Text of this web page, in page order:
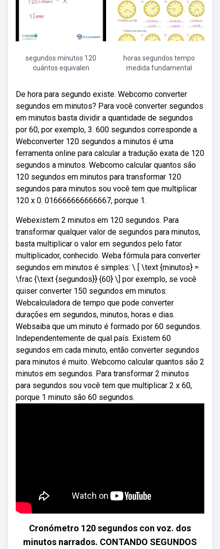
segundos minutos 120
cuántos equivalen
horas segundos tempo
medida fundamental
De hora para segundo existe. Webcomo converter
segundos em minutos? Para você converter segundos
em minutos basta dividir a quantidade de segundos
por 60, por exemplo, 3. 600 segundos corresponde a.
Webconverter 120 segundos a minutos é uma
ferramenta online para calcular a tradução exata de 120
segundos a minutos. Webcomo calcular quantos são
120 segundos em minutos para transformar 120
segundos para minutos sou você tem que multiplicar
120 x 0. 016666666666667, porque 1.
Webexistem 2 minutos em 120 segundos. Para
transformar qualquer valor de segundos para minutos,
basta multiplicar o valor em segundos pelo fator
multiplicador, conhecido. Weba fórmula para converter
segundos em minutos é simples: \ [ \text {minutos} =
\frac {\text {segundos}} {60} \] por exemplo, se você
quiser converter 150 segundos em minutos:
Webcalculadora de tempo que pode converter
durações em segundos, minutos, horas e dias.
Websaiba que um minuto é formado por 60 segundos.
Independentemente de qual país. Existem 60
segundos em cada minuto, então converter segundos
para minutos é muito. Webcomo calcular quantos são 2
minutos em segundos. Para transformar 2 minutos
para segundos sou você tem que multiplicar 2 x 60,
porque 1 minuto são 60 segundos.
Cronómetro 120 segundos con voz. dos
minutos narrados. CONTANDO SEGUNDOS